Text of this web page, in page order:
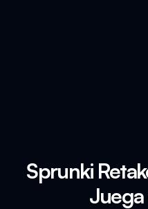
Sprunki
Juega